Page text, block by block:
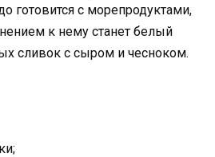
готовится с морепродуктами,
к нему станет белый
сливок с сыром и чесноком.